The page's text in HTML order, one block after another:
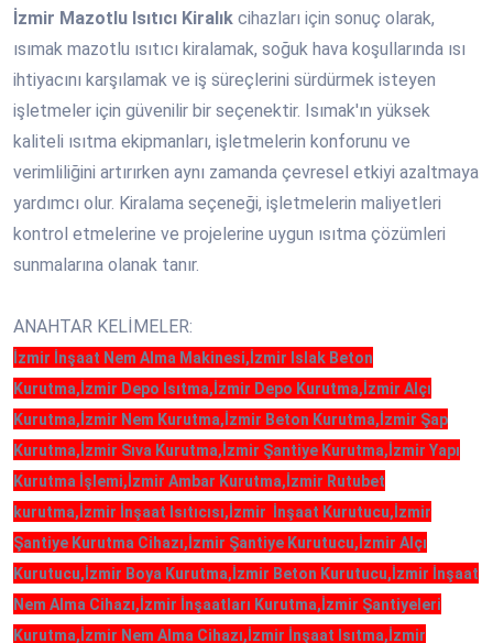
İzmir Mazotlu Isıtıcı Kiralık cihazları için sonuç olarak,
ısımak mazotlu ısıtıcı kiralamak, soğuk hava koşullarında ısı
ihtiyacını karşılamak ve iş süreçlerini sürdürmek isteyen
işletmeler için güvenilir bir seçenektir. Isımak'ın yüksek
kaliteli ısıtma ekipmanları, işletmelerin konforunu ve
verimliliğini artırırken aynı zamanda çevresel etkiyi azaltmaya
yardımcı olur. Kiralama seçeneği, işletmelerin maliyetleri
kontrol etmelerine ve projelerine uygun ısıtma çözümleri
sunmalarına olanak tanır.
ANAHTAR KELİMELER:
İzmir İnşaat Nem Alma Makinesi,İzmir Islak Beton
Kurutma,İzmir Depo Isıtma,İzmir Depo Kurutma,İzmir Alçı
Kurutma,İzmir Nem Kurutma,İzmir Beton Kurutma,İzmir Şap
Kurutma,İzmir Sıva Kurutma,İzmir Şantiye Kurutma,İzmir Yapı
Kurutma İşlemi,İzmir Ambar Kurutma,İzmir Rutubet
kurutma,İzmir İnşaat Isıtıcısı,İzmir İnşaat Kurutucu,İzmir
Şantiye Kurutma Cihazı,İzmir Şantiye Kurutucu,İzmir Alçı
Kurutucu,İzmir Boya Kurutma,İzmir Beton Kurutucu,İzmir İnşaat
Nem Alma Cihazı,İzmir İnşaatları Kurutma,İzmir Şantiyeleri
Kurutma,İzmir Nem Alma Cihazı,İzmir İnşaat Isıtma,İzmir